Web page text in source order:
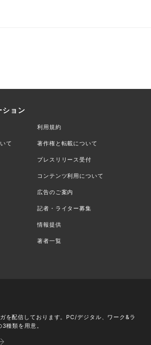
ション
利用規約
て 著作権と転載について
プレスリリース受付
コンテンツ利用について
広告のご案内
記者・ライター募集
情報提供
著者一覧
を配信しております。PC/デジタル、ワーク&ラ
種類を用意。